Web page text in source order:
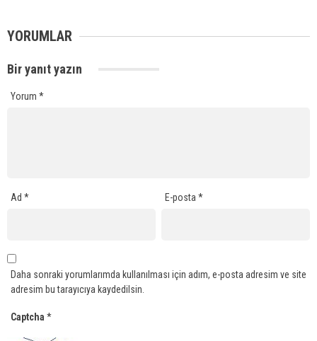
YORUMLAR
Bir yanıt yazın
Yorum *
Ad * E-posta*
Daha sonraki yorumlarımda kullanılması için adım, e-posta adresim ve site
adresim bu tarayıcıya kaydedilsin.
Captcha *